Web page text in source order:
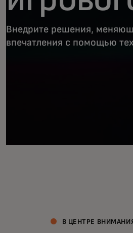
Внедрите решения,
впечатления с помощью
В ЦЕНТРЕ